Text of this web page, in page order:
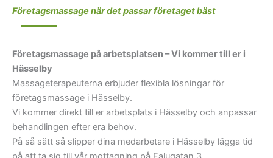
Företagsmassage när det passar företaget bäst
Företagsmassage på arbetsplatsen – Vi kommer till er i
Hässelby
Massageterapeuterna erbjuder flexibla lösningar för
företagsmassage i Hässelby.
Vi kommer direkt till er arbetsplats i Hässelby och anpassar
behandlingen efter era behov.
På så sätt så slipper dina medarbetare i Hässelby lägga tid